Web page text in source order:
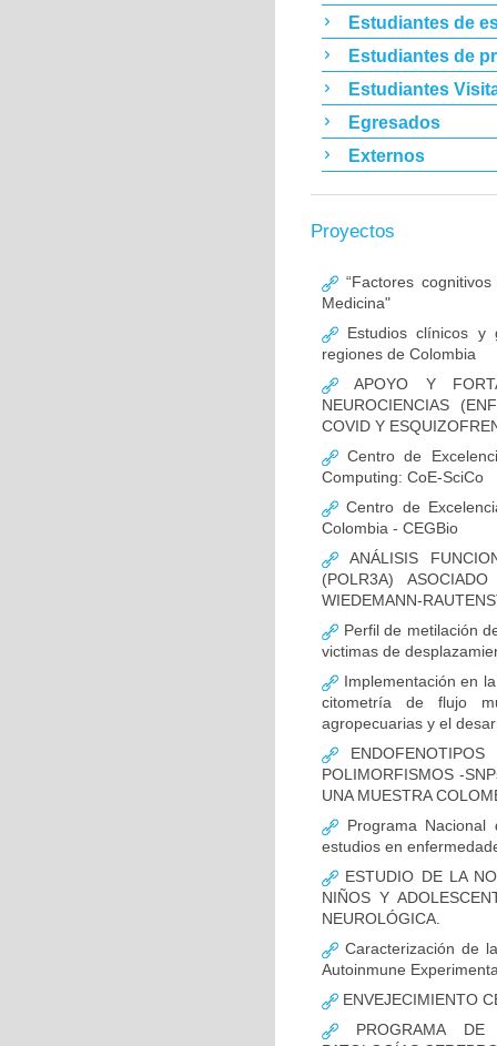
Estudiantes de
Estudiantes de
Estudiantes
Egresados
Externos
Proyectos
“Factores
Medicina"
Estudios clínicos y
regiones de Colombia
APOYO Y
NEUROCIENCIAS
COVID Y
Centro de
Computing: CoE-SciCo
Centro de
Colombia - CEGBio
ANÁLISIS
(POLR3A)
WIEDEMANN-
Perfil de metilación
victimas de
Implementación en
citometría de flujo
agropecuarias y el
POLIMORFISMOS -
UNA MUESTRA
Programa Nacional
estudios en
ESTUDIO DE LA
NIÑOS Y
NEUROLÓGICA.
Caracterización de
Autoinmune
ENVEJECIMIENTO
PROGRAMA DE